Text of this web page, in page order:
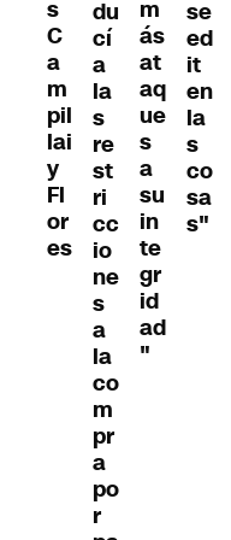
s
C
a
m
pil
lai
y
Fl
or
es
du
cí
a
la
s
re
st
ri
cc
io
ne
s
a
la
co
m
pr
a
po
r
m
ás
at
aq
ue
s
a
su
in
te
gr
id
ad
"
se
ed
it
en
la
s
co
sa
s"